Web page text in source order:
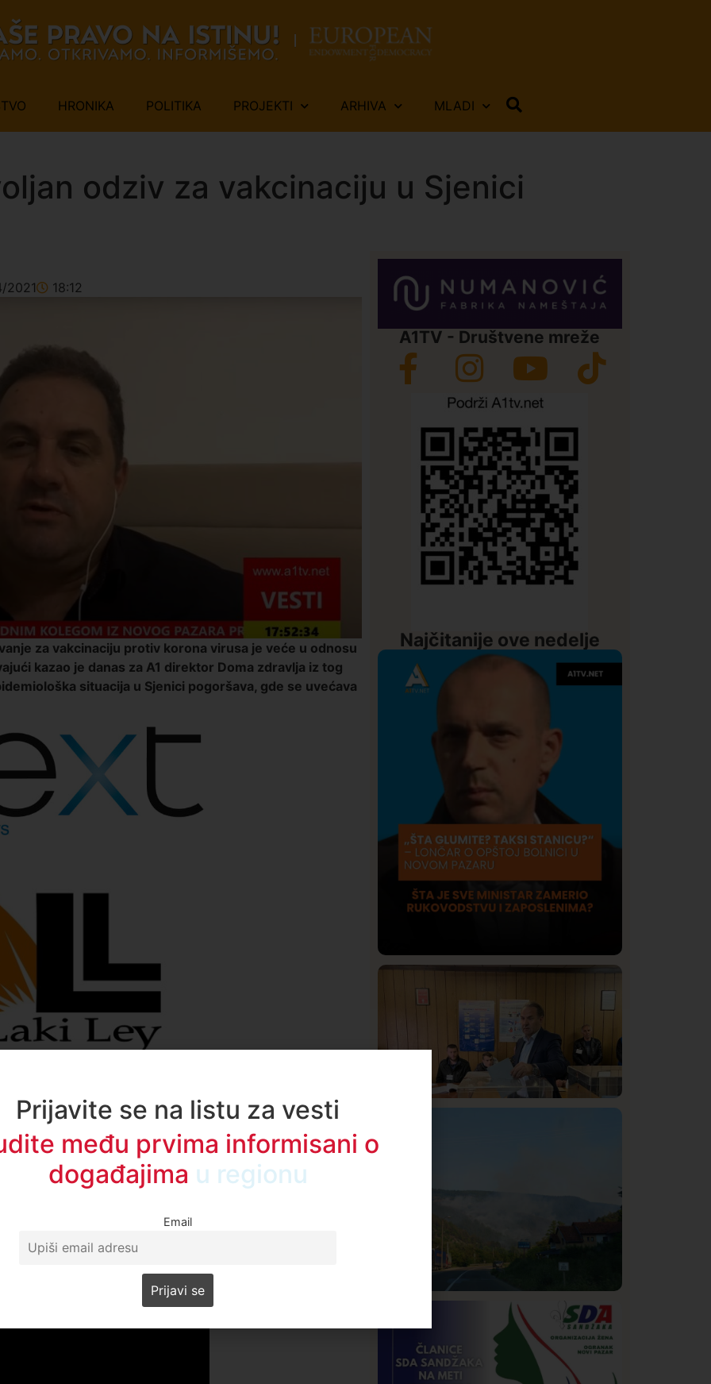
HRONIKA POLITIKA PROJEKTI ARHIVA MLADI
odziv za vakcinaciju u Sjenici
2021 18:12
za vakcinaciju protiv korona virusa je veće u odnosu
kazao je danas za A1 direktor Doma zdravlja iz tog
situacija u Sjenici pogoršava, gde se uvećava
A1TV - Društvene mreže
Najčitanije ove nedelje
Lončar o Opštoj bolnici u Novom
Pazaru: „Šta glumite? Taksi stanicu?“
Požar od Magliča do Ušća, brda u
plamenu – vatrogasci na terenu
Prijavite se na listu za vesti
među prvima informisani o
događajima u regionu
Email